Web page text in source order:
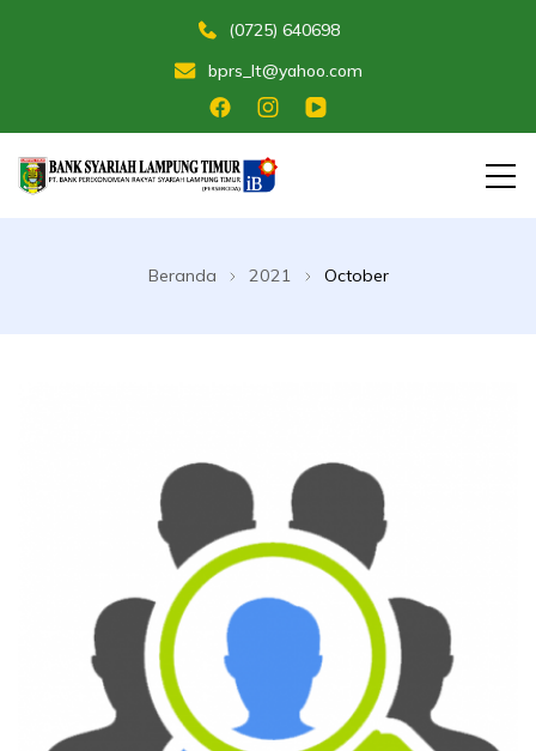
(0725) 640698
bprs_lt@yahoo.com
Lampung Timur
Beranda 2021 October